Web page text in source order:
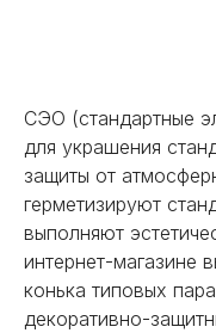
СЭО (стандартные
для украшения
защиты от
герметизируют
выполняют
интернет-магазине
конька типовых
декоративно-